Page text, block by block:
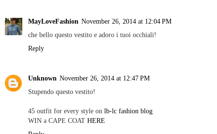
MayLoveFashion November 26, 2014 at 12:04 PM
che bello questo vestito e adoro i tuoi occhiali!
Reply
Unknown November 26, 2014 at 12:47 PM
Stupendo questo vestito!
45 outfit for every style on lb-lc fashion blog
WIN a CAPE COAT HERE